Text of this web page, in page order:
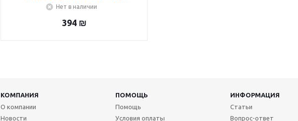
овощей, фруктов, трав и специй
Нет в наличии
394 ₪
КОМПАНИЯ ПОМОЩЬ
ИНФОРМАЦИЯ
О компании
Новости
Помощь
Условия оплаты
Статьи
Вопрос-ответ